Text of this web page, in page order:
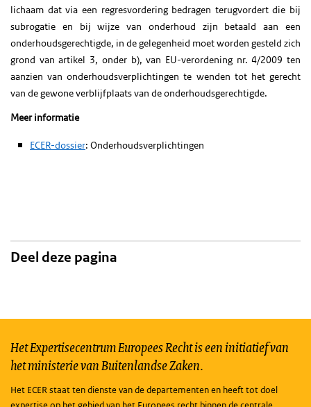
lichaam dat via een regresvordering bedragen terugvordert die bij
subrogatie en bij wijze van onderhoud zijn betaald aan een
onderhoudsgerechtigde, in de gelegenheid moet worden gesteld zich
grond van artikel 3, onder b), van EU-verordening nr. 4/2009 ten
aanzien van onderhoudsverplichtingen te wenden tot het gerecht
van de gewone verblijfplaats van de onderhoudsgerechtigde.
Meer informatie
ECER-dossier: Onderhoudsverplichtingen
Deel deze pagina
Het Expertisecentrum Europees Recht is een initiatief van
het ministerie van Buitenlandse Zaken.
Het ECER staat ten dienste van de departementen en heeft tot doel